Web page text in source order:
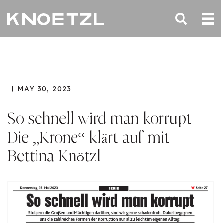
MAY 30, 2023
So schnell wird man korrupt –
Die „Krone“ klärt auf mit
Bettina Knötzl